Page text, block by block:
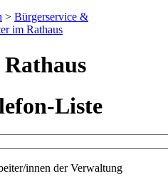
> Bürgerservice &
im Rathaus
Liste
innen der Verwaltung